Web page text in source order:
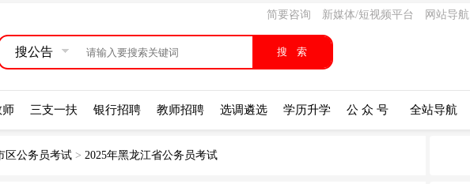
简要咨询 新媒体/短视频平台 网站导航
搜公告
师 三支一扶 银行招聘 教师招聘 选调遴选 学历升学 公 众 号 全站导航
区公务员考试 > 2025年黑龙江省公务员考试